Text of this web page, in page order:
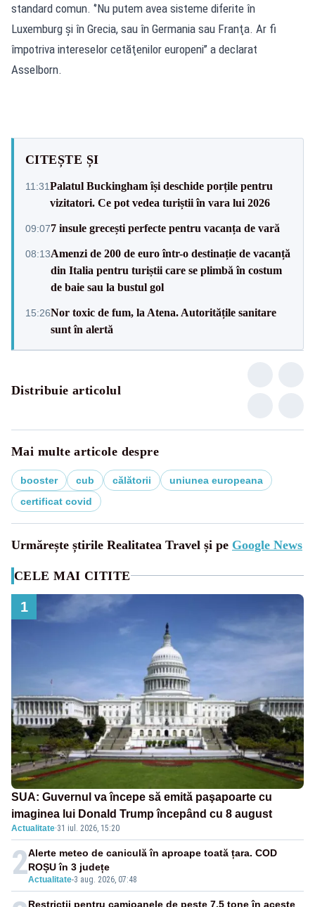
standard comun. ‘’Nu putem avea sisteme diferite în
Luxemburg şi în Grecia, sau în Germania sau Franţa. Ar fi
împotriva intereselor cetăţenilor europeni’’ a declarat
Asselborn.
CITEȘTE ȘI
11:31Palatul Buckingham își deschide porțile pentru
vizitatori. Ce pot vedea turiștii în vara lui 2026
09:077 insule grecești perfecte pentru vacanța de vară
08:13Amenzi de 200 de euro într-o destinație de vacanță
din Italia pentru turiștii care se plimbă în costum
de baie sau la bustul gol
15:26Nor toxic de fum, la Atena. Autoritățile sanitare
sunt în alertă
Distribuie articolul
Mai multe articole despre
booster cub călătorii
uniunea europeana
certificat covid
Urmărește știrile Realitatea Travel și pe Google News
CELE MAI CITITE
1
SUA: Guvernul va începe să emită paşapoarte cu
imaginea lui Donald Trump începând cu 8 august
Actualitate·31 iul. 2026, 15:20
2Actualitate-3 aug. 2026, 07:48
Alerte meteo de caniculă în aproape toată țara. COD
ROȘU în 3 județe
Restricții pentru camioanele de peste 7,5 tone în aceste